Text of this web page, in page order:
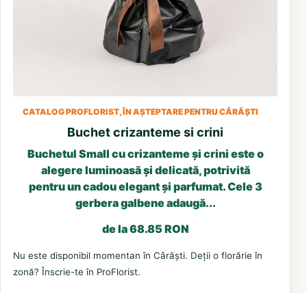
CATALOG PROFLORIST, ÎN AȘTEPTARE PENTRU CÂRĂȘTI
Buchet crizanteme si crini
Buchetul Small cu crizanteme și crini este o
alegere luminoasă și delicată, potrivită
pentru un cadou elegant și parfumat. Cele 3
gerbera galbene adaugă...
de la 68.85 RON
Nu este disponibil momentan în Cârăști. Deții o florărie în
zonă? Înscrie-te în ProFlorist.